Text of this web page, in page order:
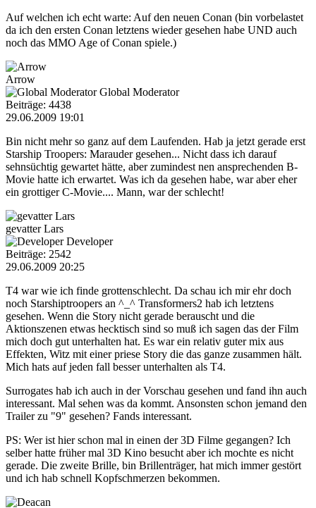
Auf welchen ich echt warte: Auf den neuen Conan (bin vorbelastet
da ich den ersten Conan letztens wieder gesehen habe UND auch
noch das MMO Age of Conan spiele.)
Arrow
Global Moderator
Beiträge: 4438
29.06.2009 19:01
Bin nicht mehr so ganz auf dem Laufenden. Hab ja jetzt gerade erst
Starship Troopers: Marauder gesehen... Nicht dass ich darauf
sehnsüchtig gewartet hätte, aber zumindest nen ansprechenden B-
Movie hatte ich erwartet. Was ich da gesehen habe, war aber eher
ein grottiger C-Movie.... Mann, war der schlecht!
gevatter Lars
Developer
Beiträge: 2542
29.06.2009 20:25
T4 war wie ich finde grottenschlecht. Da schau ich mir ehr doch
noch Starshiptroopers an ^_^ Transformers2 hab ich letztens
gesehen. Wenn die Story nicht gerade berauscht und die
Aktionszenen etwas hecktisch sind so muß ich sagen das der Film
mich doch gut unterhalten hat. Es war ein relativ guter mix aus
Effekten, Witz mit einer priese Story die das ganze zusammen hält.
Mich hats auf jeden fall besser unterhalten als T4.
Surrogates hab ich auch in der Vorschau gesehen und fand ihn auch
interessant. Mal sehen was da kommt. Ansonsten schon jemand den
Trailer zu "9" gesehen? Fands interessant.
PS: Wer ist hier schon mal in einen der 3D Filme gegangen? Ich
selber hatte früher mal 3D Kino besucht aber ich mochte es nicht
gerade. Die zweite Brille, bin Brillenträger, hat mich immer gestört
und ich hab schnell Kopfschmerzen bekommen.